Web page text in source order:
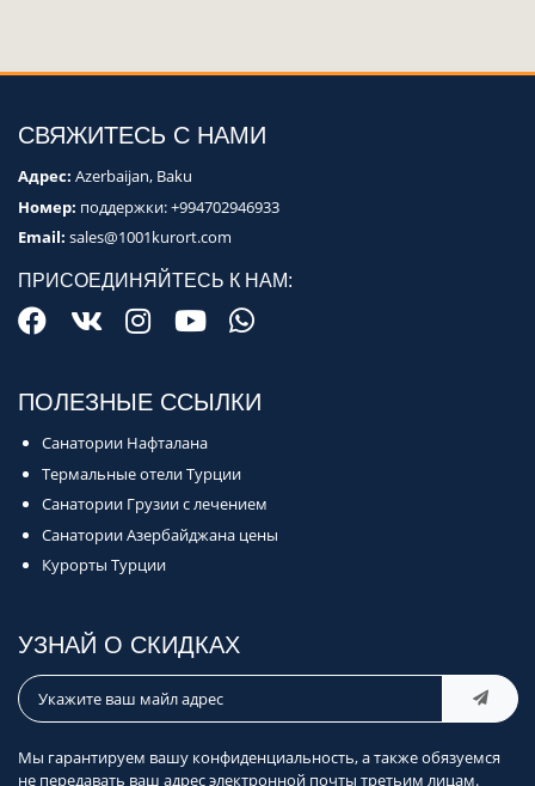
СВЯЖИТЕСЬ С НАМИ
Адрес: Azerbaijan, Baku
Номер: поддержки:+994702946933
Email: sales@1001kurort.com
ПРИСОЕДИНЯЙТЕСЬ К НАМ:
ПОЛЕЗНЫЕ ССЫЛКИ
Санатории Нафталана
Термальные отели Турции
Санатории Грузии с лечением
Санатории Азербайджана цены
Курорты Турции
УЗНАЙ О СКИДКАХ
Мы гарантируем вашу конфиденциальность, а также обязуемся
не передавать ваш адрес электронной почты третьим лицам.